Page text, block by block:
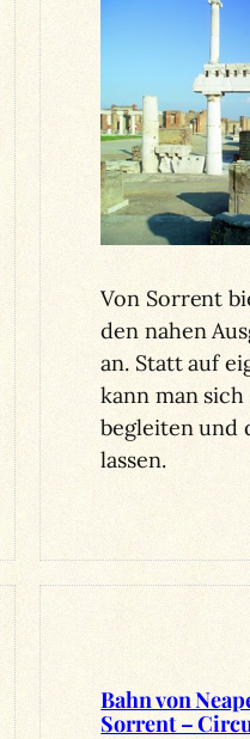
Von Sorrent
den nahen
an. Statt auf
kann man
begleiten und
lassen.
Bahn von
Sorrent –